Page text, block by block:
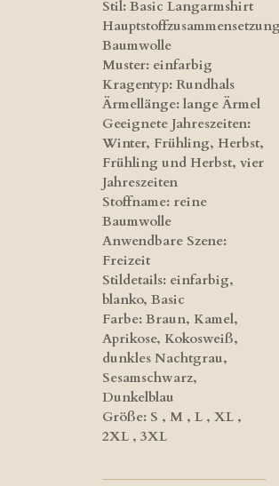
Stil: Basic Langarmshirt
Baumwolle
Muster: einfarbig
Kragentyp: Rundhals
Ärmellänge: lange Ärmel
Geeignete Jahreszeiten:
Winter, Frühling, Herbst,
Frühling und Herbst, vier
Jahreszeiten
Stoffname: reine
Baumwolle
Anwendbare Szene:
Freizeit
Stildetails: einfarbig,
blanko, Basic
Farbe: Braun, Kamel,
Aprikose, Kokosweiß,
dunkles Nachtgrau,
Sesamschwarz,
Dunkelblau
Größe: S , M , L , XL ,
2XL , 3XL